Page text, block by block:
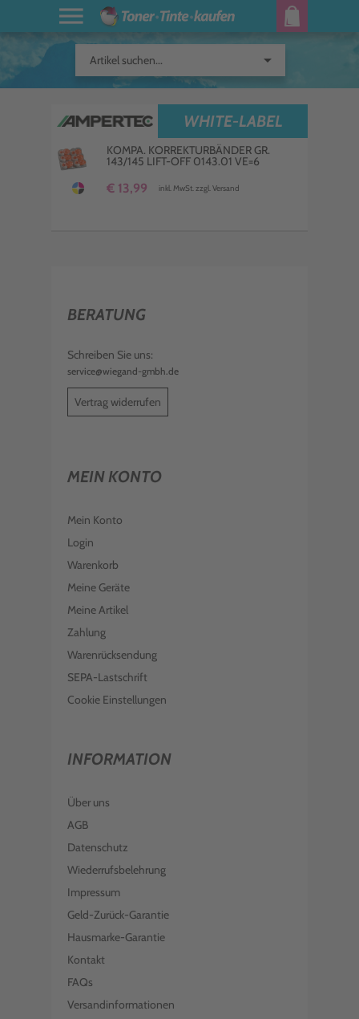
Artikel suchen... arrow_drop_down
WHITE-LABEL
KOMPA. KORREKTURBÄNDER GR.
143/145 LIFT-OFF 0143.01 VE=6
€ 13,99 inkl. MwSt. zzgl. Versand
BERATUNG
Schreiben Sie uns:
service@wiegand-gmbh.de
Vertrag widerrufen
MEIN KONTO
Mein Konto
Login
Warenkorb
Meine Geräte
Meine Artikel
Zahlung
Warenrücksendung
SEPA-Lastschrift
Cookie Einstellungen
INFORMATION
Über uns
AGB
Datenschutz
Wiederrufsbelehrung
Impressum
Geld-Zurück-Garantie
Hausmarke-Garantie
Kontakt
FAQs
Versandinformationen